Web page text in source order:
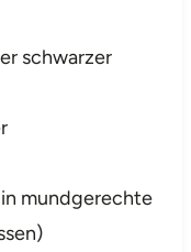
schwarzer
mundgerechte